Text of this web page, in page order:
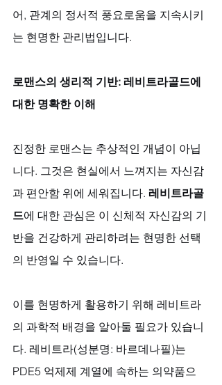
어, 관계의 정서적 풍요로움을 지속시키
는 현명한 관리법입니다.
로맨스의 생리적 기반: 레비트라골드에
대한 명확한 이해
진정한 로맨스는 추상적인 개념이 아닙
니다. 그것은 현실에서 느껴지는 자신감
과 편안함 위에 세워집니다. 레비트라골
드에 대한 관심은 이 신체적 자신감의 기
반을 건강하게 관리하려는 현명한 선택
의 반영일 수 있습니다.
이를 현명하게 활용하기 위해 레비트라
의 과학적 배경을 알아둘 필요가 있습니
다. 레비트라(성분명: 바르데나필)는
PDE5 억제제 계열에 속하는 의약품으